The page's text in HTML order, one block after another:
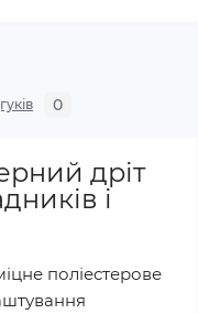
0
дріт
і
поліестерове